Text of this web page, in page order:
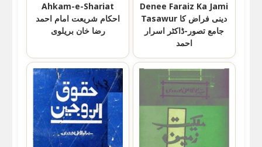
Ahkam-e-Shariat
احکام شریعت امام احمد
رضا خان بریلوی
Denee Faraiz Ka Jami
Tasawur دینی فراض کا
جامع تصور-ڈاکٹر اسرار
احمد